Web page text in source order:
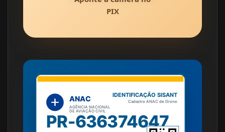
PIX
ANAC
AGÊNCIA NACIONAL
DE AVIAÇÃO CIVIL
IDENTIFICAÇÃO SISANT
Cadastro ANAC de Drone
PR-636374647